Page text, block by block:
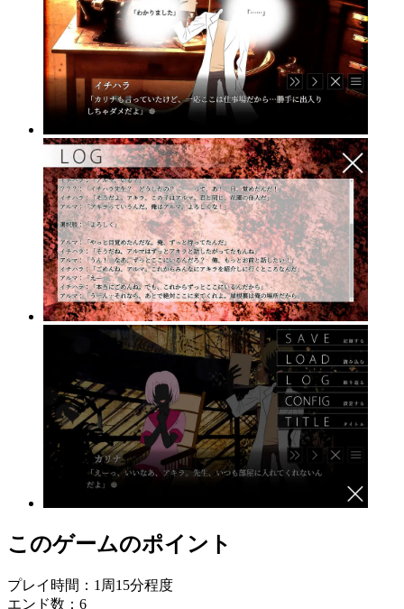
このゲームのポイント
プレイ時間：1周15分程度
エンド数：6